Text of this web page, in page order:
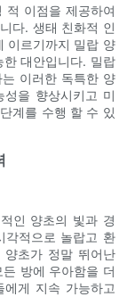
적 이점을 제공하여
다. 생태 친화적 인
이르기까지 밀랍 양
대안입니다. 밀랍
이러한 독특한 양
을 향상시키고 미
계를 수행 할 수 있
인 양초의 빛과 경
각적으로 놀랍고 환
초가 정말 뛰어난
방에 우아함을 더
게 지속 가능하고